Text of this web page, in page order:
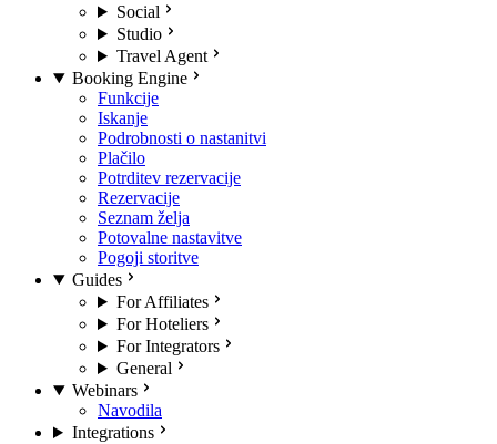
Social
Studio
Travel Agent
Booking Engine
Funkcije
Iskanje
Podrobnosti o nastanitvi
Plačilo
Potrditev rezervacije
Rezervacije
Seznam želja
Potovalne nastavitve
Pogoji storitve
Guides
For Affiliates
For Hoteliers
For Integrators
General
Webinars
Navodila
Integrations